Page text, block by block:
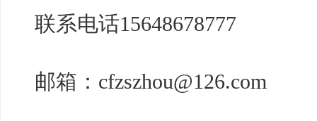
联系电话15648678777
邮箱：cfzszhou@126.com